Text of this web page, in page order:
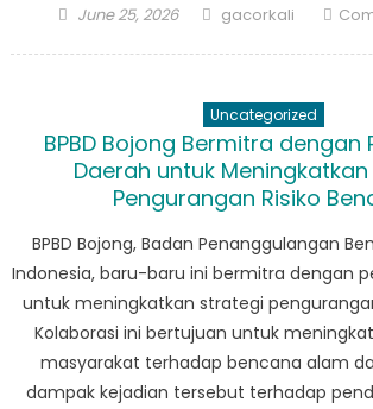
Posted
June 25, 2026 Author
gacorkali
Uncategorized
BPBD Bojong Bermitra dengan
Daerah untuk
Pengurangan Risiko
BPBD Bojong, Badan Penanggulangan
Indonesia, baru-baru ini bermitra dengan
untuk meningkatkan strategi
Kolaborasi ini bertujuan untuk
masyarakat terhadap bencana alam
dampak kejadian tersebut terhadap